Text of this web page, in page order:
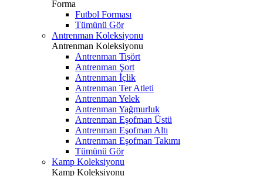
Forma
Futbol Forması
Tümünü Gör
Antrenman Koleksiyonu
Antrenman Koleksiyonu
Antrenman Tişört
Antrenman Şort
Antrenman İçlik
Antrenman Ter Atleti
Antrenman Yelek
Antrenman Yağmurluk
Antrenman Eşofman Üstü
Antrenman Eşofman Altı
Antrenman Eşofman Takımı
Tümünü Gör
Kamp Koleksiyonu
Kamp Koleksiyonu